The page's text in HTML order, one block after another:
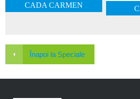
CADA CARMEN
Înapoi la Speciale